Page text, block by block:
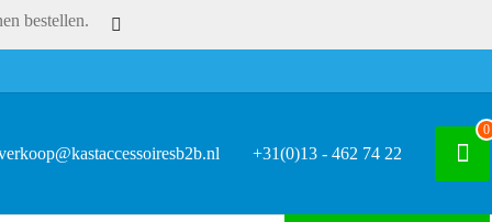
bestellen.
+31(0)13 - 462 74 22
0